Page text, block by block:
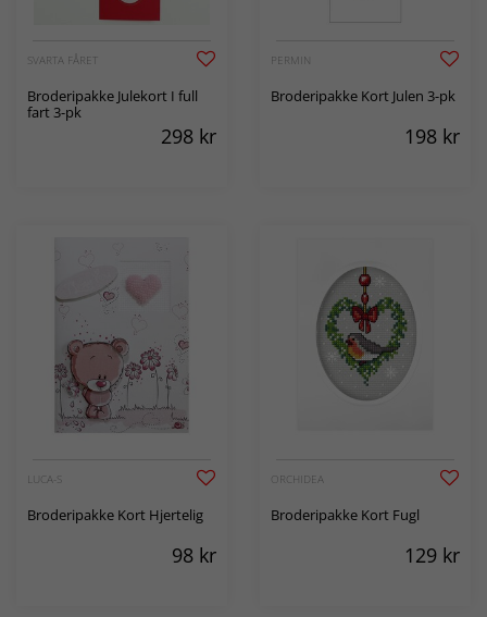
SVARTA FÅRET
Broderipakke Julekort I full
fart 3-pk
298 kr
PERMIN
Broderipakke Kort Julen 3-pk
198 kr
LUCA-S
Broderipakke Kort Hjertelig
98 kr
ORCHIDEA
Broderipakke Kort Fugl
129 kr